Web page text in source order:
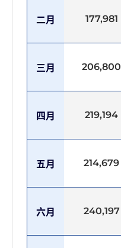
二月 177,981
三月 206,800
四月 219,194
五月 214,679
六月 240,197